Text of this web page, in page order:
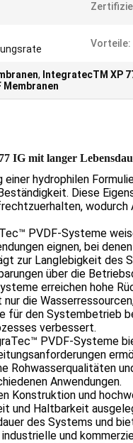
Vorteile:
, IntegratecTM XP
Membranen
IG mit langer
einer hydrophilen
Diese
wodurch
PVDF-Systeme
eignen, bei
zur Langlebigkeit des
über die
erreichen hohe
die
für den Systembetrieb
verbessert.
PVDF-Systeme
Rohwasserqualitäten
Anwendungen.
Konstruktion und
und Haltbarkeit
des Systems und
und